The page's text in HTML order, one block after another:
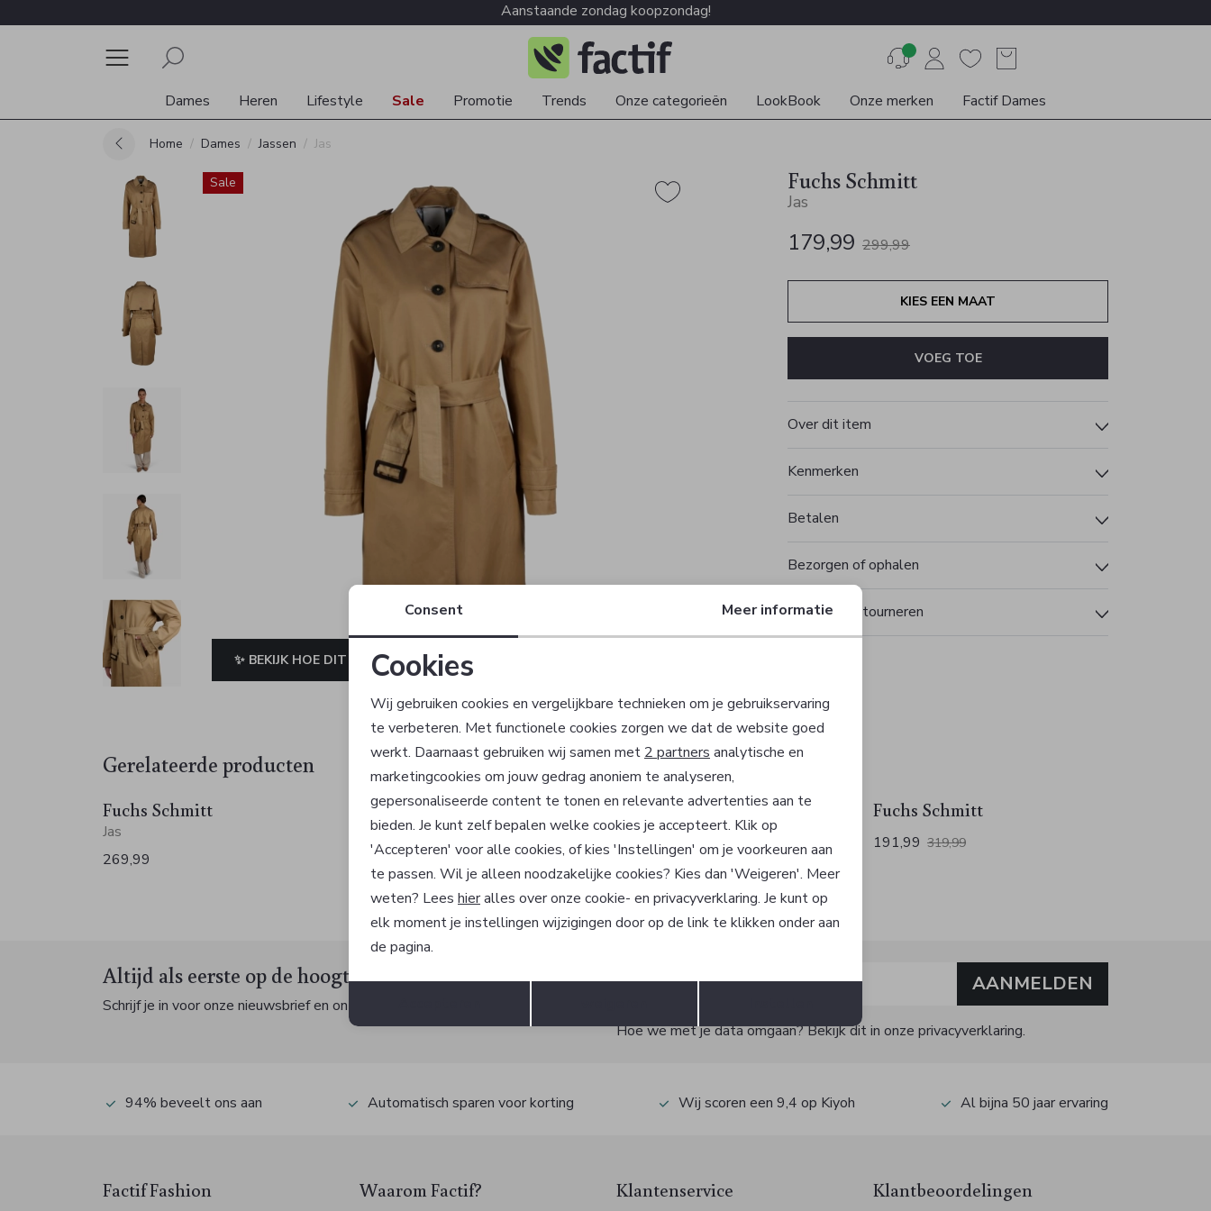
Aanstaande zondag koopzondag!
Dames Heren Lifestyle Sale Promotie Trends Onze categorieën LookBook Onze merken Factif Dames
Home Dames Jassen Jas
Sale
✨ BEKIJK HOE DIT JE STAAT
Fuchs Schmitt
Jas
179,99 299,99
KIES EEN MAAT
VOEG TOE
Over dit item
Kenmerken
Betalen
Bezorgen of ophalen
Ruilen en retourneren
Gerelateerde producten
Fuchs Schmitt
Jas
269,99
Fuchs Schmitt
Jas
299,99
Fuchs Schmitt
191,99 319,99
Fuchs Schmitt
191,99 319,99
Altijd als eerste op de hoogte zijn?
Schrijf je in voor onze nieuwsbrief en ontvang dan ook gelijk €5,- korting!
AANMELDEN
Hoe we met je data omgaan? Bekijk dit in onze privacyverklaring.
94% beveelt ons aan Automatisch sparen voor korting Wij scoren een 9,4 op Kiyoh Al bijna 50 jaar ervaring
Factif Fashion Waarom Factif? Klantenservice Klantbeoordelingen
Analytische cookies Marketing cookies
Terug Opslaan
Consent Meer informatie
Cookies
Wij gebruiken cookies en vergelijkbare technieken om je gebruikservaring
te verbeteren. Met functionele cookies zorgen we dat de website goed
werkt. Daarnaast gebruiken wij samen met 2 partners analytische en
marketingcookies om jouw gedrag anoniem te analyseren,
gepersonaliseerde content te tonen en relevante advertenties aan te
bieden. Je kunt zelf bepalen welke cookies je accepteert. Klik op
'Accepteren' voor alle cookies, of kies 'Instellingen' om je voorkeuren aan
te passen. Wil je alleen noodzakelijke cookies? Kies dan 'Weigeren'. Meer
weten? Lees hieralles over onze cookie- en privacyverklaring. Je kunt op
elk moment je instellingen wijzigingen door op de link te klikken onder aan
de pagina.